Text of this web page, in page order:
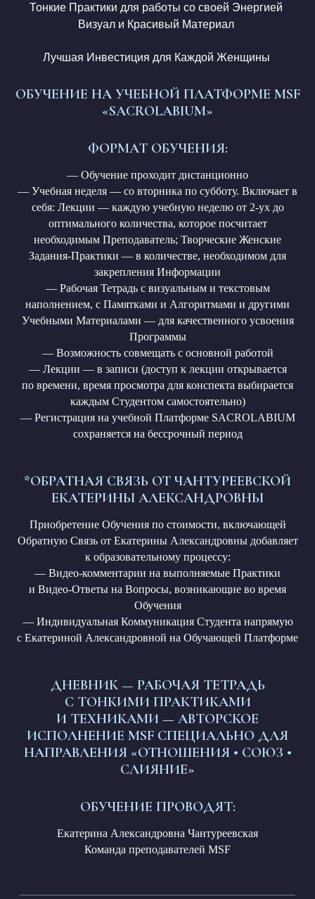
Тонкие Практики для работы со своей Энергией
Визуал и Красивый Материал
Лучшая Инвестиция для Каждой Женщины
ОБУЧЕНИЕ НА УЧЕБНОЙ ПЛАТФОРМЕ MSF
«SACROLABIUM»
ФОРМАТ ОБУЧЕНИЯ:
— Обучение проходит дистанционно
— Учебная неделя — со вторника по субботу. Включает в
себя: Лекции — каждую учебную неделю от 2-ух до
оптимального количества, которое посчитает
необходимым Преподаватель; Творческие Женские
Задания-Практики — в количестве, необходимом для
закрепления Информации
— Рабочая Тетрадь с визуальным и текстовым
наполнением, с Памятками и Алгоритмами и другими
Учебными Материалами — для качественного усвоения
Программы
— Возможность совмещать с основной работой
— Лекции — в записи (доступ к лекции открывается
по времени, время просмотра для конспекта выбирается
каждым Студентом самостоятельно)
— Регистрация на учебной Платформе SACROLABIUM
сохраняется на бессрочный период
*ОБРАТНАЯ СВЯЗЬ ОТ ЧАНТУРЕЕВСКОЙ
ЕКАТЕРИНЫ АЛЕКСАНДРОВНЫ
Приобретение Обучения по стоимости, включающей
Обратную Связь от Екатерины Александровны добавляет
к образовательному процессу:
— Видео-комментарии на выполняемые Практики
и Видео-Ответы на Вопросы, возникающие во время
Обучения
— Индивидуальная Коммуникация Студента напрямую
с Екатериной Александровной на Обучающей Платформе
ДНЕВНИК — РАБОЧАЯ ТЕТРАДЬ
С ТОНКИМИ ПРАКТИКАМИ
И ТЕХНИКАМИ — АВТОРСКОЕ
ИСПОЛНЕНИЕ MSF СПЕЦИАЛЬНО ДЛЯ
НАПРАВЛЕНИЯ «ОТНОШЕНИЯ • СОЮЗ •
СЛИЯНИЕ»
ОБУЧЕНИЕ ПРОВОДЯТ:
Екатерина Александровна Чантуреевская
Команда преподавателей MSF